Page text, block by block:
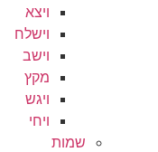
ויצא
וישלח
וישב
מקץ
ויגש
ויחי
שמות